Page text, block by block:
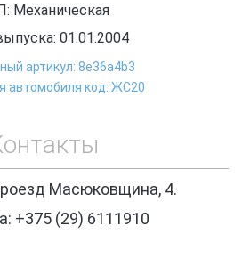
Механическая
01.01.2004
артикул: 8e36a4b3
автомобиля код: ЖС20
Масюковщина, 4.
+375 (29) 6111910